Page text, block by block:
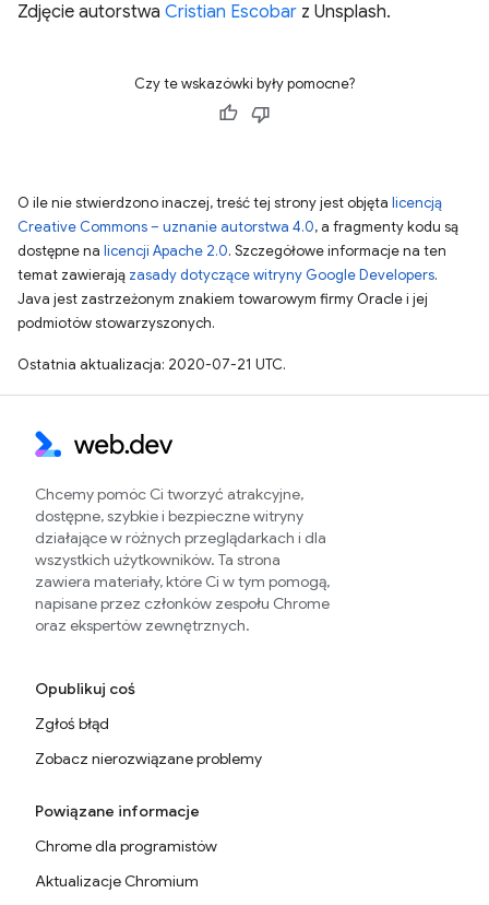
Zdjęcie autorstwa Cristian Escobar z Unsplash.
Czy te wskazówki były pomocne?
O ile nie stwierdzono inaczej, treść tej strony jest objęta licencją
Creative Commons – uznanie autorstwa 4.0, a fragmenty kodu są
dostępne na licencji Apache 2.0. Szczegółowe informacje na ten
temat zawierają zasady dotyczące witryny Google Developers.
Java jest zastrzeżonym znakiem towarowym firmy Oracle i jej
podmiotów stowarzyszonych.
Ostatnia aktualizacja: 2020-07-21 UTC.
Chcemy pomóc Ci tworzyć atrakcyjne,
dostępne, szybkie i bezpieczne witryny
działające w różnych przeglądarkach i dla
wszystkich użytkowników. Ta strona
zawiera materiały, które Ci w tym pomogą,
napisane przez członków zespołu Chrome
oraz ekspertów zewnętrznych.
Opublikuj coś
Zgłoś błąd
Zobacz nierozwiązane problemy
Powiązane informacje
Chrome dla programistów
Aktualizacje Chromium